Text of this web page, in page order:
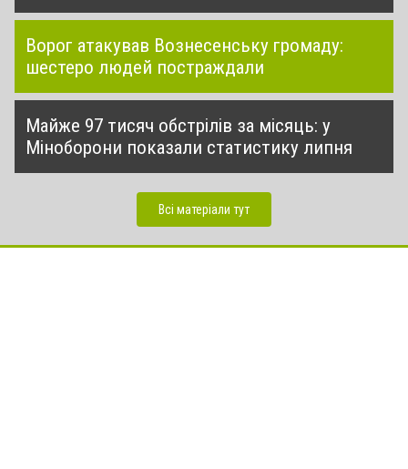
Ворог атакував Вознесенську громаду:
шестеро людей постраждали
Майже 97 тисяч обстрілів за місяць: у
Міноборони показали статистику липня
Всі матеріали тут